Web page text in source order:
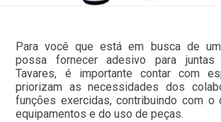
Para você que está em busca de
possa fornecer adesivo para juntas
Tavares, é importante contar com
priorizam as necessidades dos
funções exercidas, contribuindo com o
equipamentos e do uso de peças.